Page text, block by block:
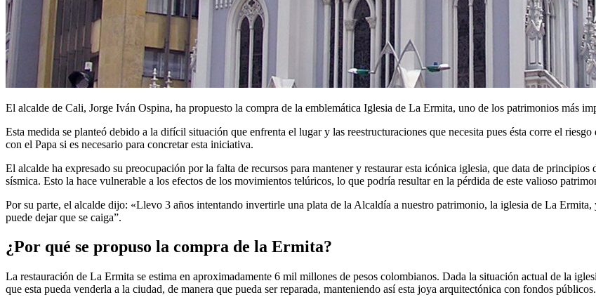
El alcalde de Cali, Jorge Iván Ospina, ha propuesto la compra de la emblemática Iglesia de La Ermita, uno de los patrimonios más
Esta medida se planteó debido a la difícil situación que enfrenta el lugar y las reestructuraciones que necesita pues ésta corre el
con el Papa si es necesario para concretar esta iniciativa.
El alcalde ha expresado su preocupación por la falta de recursos para mantener y restaurar esta icónica iglesia, que data de
sísmica. Esto la hace vulnerable a los efectos de los movimientos telúricos, lo que podría resultar en la pérdida de este valioso
Por su parte, el alcalde dijo: «Llevo 3 años intentando invertirle una plata de la Alcaldía a nuestro patrimonio, la iglesia de La
puede dejar que se caiga”.
¿Por qué se propuso la compra de la Ermita?
La restauración de La Ermita se estima en aproximadamente 6 mil millones de pesos colombianos. Dada la situación actual de la
que esta pueda venderla a la ciudad, de manera que pueda ser reparada, manteniendo así esta joya arquitectónica con fondos públicos.